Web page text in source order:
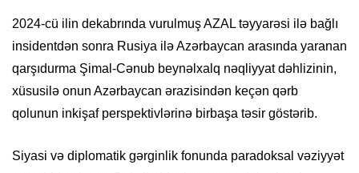
2024-cü ilin dekabrında vurulmuş AZAL təyyarəsi ilə bağlı
insidentdən sonra Rusiya ilə Azərbaycan arasında yaranan
qarşıdurma Şimal-Cənub beynəlxalq nəqliyyat dəhlizinin,
xüsusilə onun Azərbaycan ərazisindən keçən qərb
qolunun inkişaf perspektivlərinə birbaşa təsir göstərib.
Siyasi və diplomatik gərginlik fonunda paradoksal vəziyyət